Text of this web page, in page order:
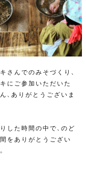
さんでのみそづくり、
にご参加いただいた
、ありがとうございま
した時間の中で、のど
をありがとうござい